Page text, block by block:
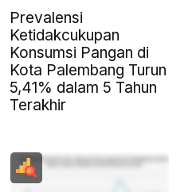
Prevalensi
Ketidakcukupan
Konsumsi Pangan di
Kota Palembang Turun
5,41% dalam 5 Tahun
Terakhir